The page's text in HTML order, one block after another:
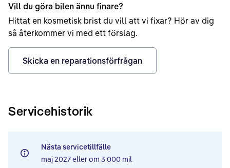
Vill du göra bilen ännu finare?
Hittat en kosmetisk brist du vill att vi fixar? Hör av dig
så återkommer vi med ett förslag.
Skicka en reparationsförfrågan
Servicehistorik
Nästa servicetillfälle
maj 2027eller om 3 000 mil